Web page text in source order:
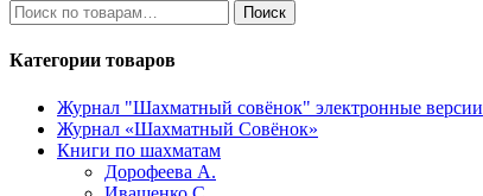
Искать: Поиск
Категории товаров
Журнал "Шахматный совёнок" электронные версии
Журнал «Шахматный Совёнок»
Книги по шахматам
Дорофеева А.